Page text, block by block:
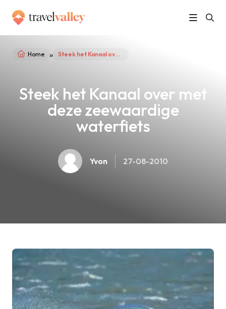
Home » Steek het Kanaal over met deze zeewaardige waterfiets
Steek het Kanaal over met
deze zeewaardige
waterfiets
Yvon 27-08-2010